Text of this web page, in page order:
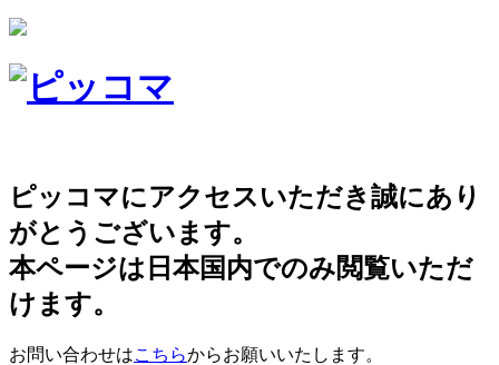
ピッコマにアクセスいただき誠にあり
がとうございます。
本ページは日本国内でのみ閲覧いただ
けます。
お問い合わせはこちらからお願いいたします。